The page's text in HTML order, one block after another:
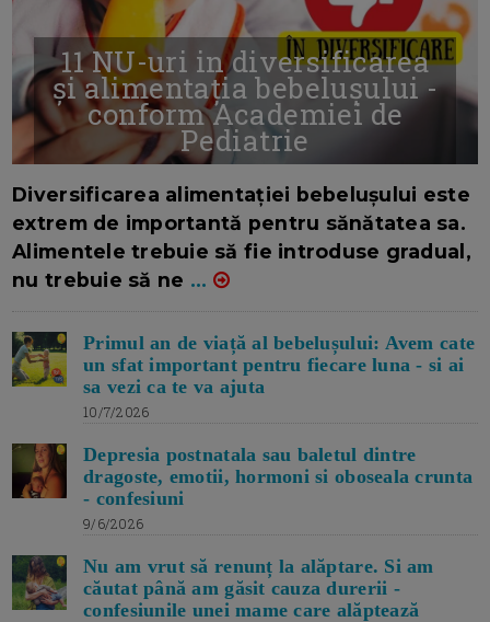
11 NU-uri in diversificarea
și alimentația bebelușului -
conform Academiei de
Pediatrie
Diversificarea alimentației bebelușului este
extrem de importantă pentru sănătatea sa.
Alimentele trebuie să fie introduse gradual,
nu trebuie să ne ...
Primul an de viață al bebelușului: Avem cate
un sfat important pentru fiecare luna - si ai
sa vezi ca te va ajuta
10/7/2026
Depresia postnatala sau baletul dintre
dragoste, emotii, hormoni si oboseala crunta
- confesiuni
9/6/2026
Nu am vrut să renunț la alăptare. Si am
căutat până am găsit cauza durerii -
confesiunile unei mame care alăptează